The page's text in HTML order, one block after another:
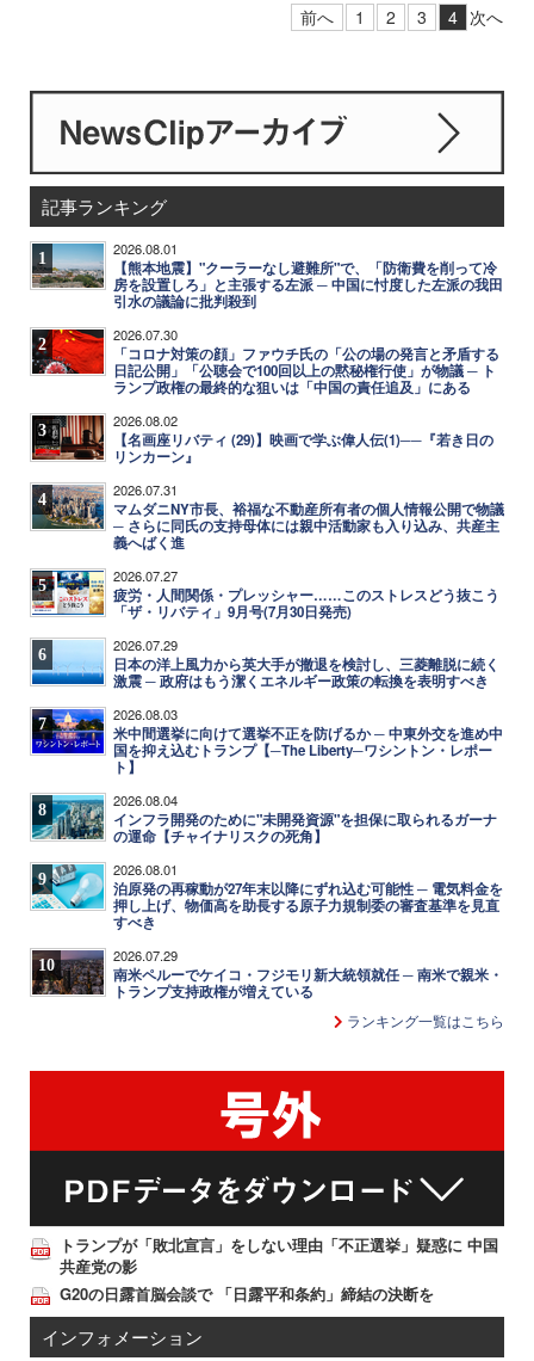
前へ 1 2 3 4 次へ
記事ランキング
1 2026.08.01
【熊本地震】"クーラーなし避難所"で、「防衛費を削って冷
房を設置しろ」と主張する左派 ─ 中国に忖度した左派の我田
引水の議論に批判殺到
2 2026.07.30
「コロナ対策の顔」ファウチ氏の「公の場の発言と矛盾する
日記公開」「公聴会で100回以上の黙秘権行使」が物議 ─ ト
ランプ政権の最終的な狙いは「中国の責任追及」にある
3 2026.08.02
【名画座リバティ (29)】映画で学ぶ偉人伝(1)──『若き日の
リンカーン』
4 2026.07.31
マムダニNY市長、裕福な不動産所有者の個人情報公開で物議
─ さらに同氏の支持母体には親中活動家も入り込み、共産主
義へばく進
5 2026.07.27
疲労・人間関係・プレッシャー……このストレスどう抜こう
「ザ・リバティ」9月号(7月30日発売)
6 2026.07.29
日本の洋上風力から英大手が撤退を検討し、三菱離脱に続く
激震 ─ 政府はもう潔くエネルギー政策の転換を表明すべき
7 2026.08.03
米中間選挙に向けて選挙不正を防げるか ─ 中東外交を進め中
国を抑え込むトランプ【─The Liberty─ワシントン・レポー
ト】
8 2026.08.04
インフラ開発のために"未開発資源"を担保に取られるガーナ
の運命【チャイナリスクの死角】
9 2026.08.01
泊原発の再稼動が27年末以降にずれ込む可能性 ─ 電気料金を
押し上げ、物価高を助長する原子力規制委の審査基準を見直
すべき
10 2026.07.29
南米ペルーでケイコ・フジモリ新大統領就任 ─ 南米で親米・
トランプ支持政権が増えている
ランキング一覧はこちら
トランプが「敗北宣言」をしない理由「不正選挙」疑惑に 中国
共産党の影
G20の日露首脳会談で 「日露平和条約」締結の決断を
インフォメーション